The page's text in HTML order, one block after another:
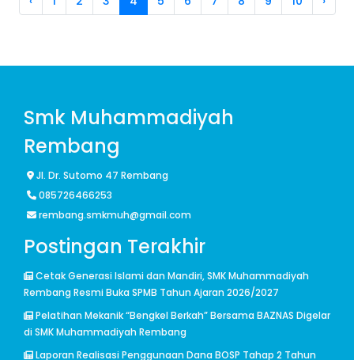
Smk Muhammadiyah
Rembang
Jl. Dr. Sutomo 47 Rembang
085726466253
rembang.smkmuh@gmail.com
Postingan Terakhir
Cetak Generasi Islami dan Mandiri, SMK Muhammadiyah
Rembang Resmi Buka SPMB Tahun Ajaran 2026/2027
Pelatihan Mekanik “Bengkel Berkah” Bersama BAZNAS Digelar
di SMK Muhammadiyah Rembang
Laporan Realisasi Penggunaan Dana BOSP Tahap 2 Tahun